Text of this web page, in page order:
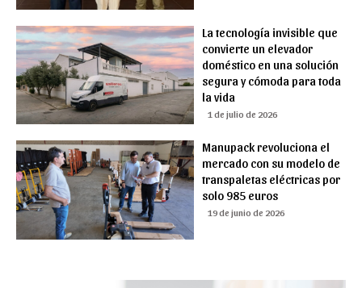
La tecnología invisible que
convierte un elevador
doméstico en una solución
segura y cómoda para toda
la vida
1 de julio de 2026
Manupack revoluciona el
mercado con su modelo de
transpaletas eléctricas por
solo 985 euros
19 de junio de 2026